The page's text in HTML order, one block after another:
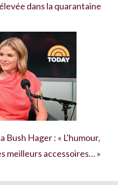
dans la quarantaine
Bush Hager : « L'humour,
meilleurs accessoires… »